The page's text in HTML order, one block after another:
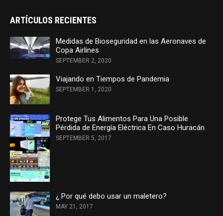
ARTÍCULOS RECIENTES
Medidas de Bioseguridad en las Aeronaves de
Copa Airlines
SEPTEMBER 2, 2020
Viajando en Tiempos de Pandemia
SEPTEMBER 1, 2020
Protege Tus Alimentos Para Una Posible
Pérdida de Energía Eléctrica En Caso Huracán
SEPTEMBER 5, 2017
¿ Por qué debo usar un maletero?
MAY 21, 2017